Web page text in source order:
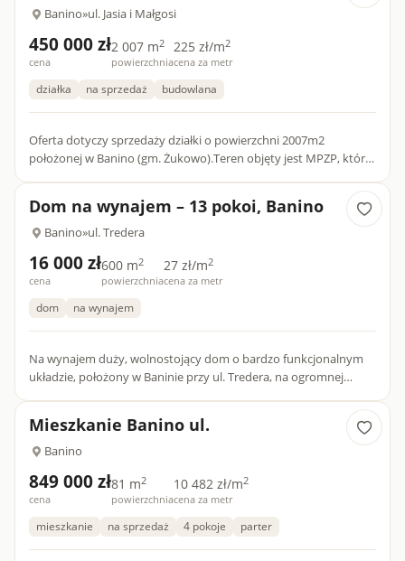
Banino»ul. Jasia i Małgosi
450 000 zł
cena
2 007 m2
powierzchnia
225 zł/m2
cena za metr
działka na sprzedaż budowlana
Oferta dotyczy sprzedaży działki o powierzchni 2007m2
położonej w Banino (gm. Żukowo).Teren objęty jest MPZP, który
Dom na wynajem – 13 pokoi, Banino
Banino»ul. Tredera
16 000 zł
cena
600 m2
powierzchnia
27 zł/m2
cena za metr
dom na wynajem
Na wynajem duży, wolnostojący dom o bardzo funkcjonalnym
układzie, położony w Baninie przy ul. Tredera, na ogromnej
Mieszkanie Banino ul.
Banino
849 000 zł
cena
81 m2
powierzchnia
10 482 zł/m2
cena za metr
mieszkanie na sprzedaż 4 pokoje parter